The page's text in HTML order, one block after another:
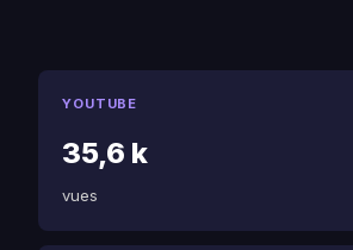
YOUTUBE
35,6 k
vues